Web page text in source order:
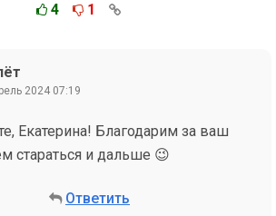
4 1
2024 07:19
Екатерина! Благодарим за ваш
стараться и дальше 😉
Ответить